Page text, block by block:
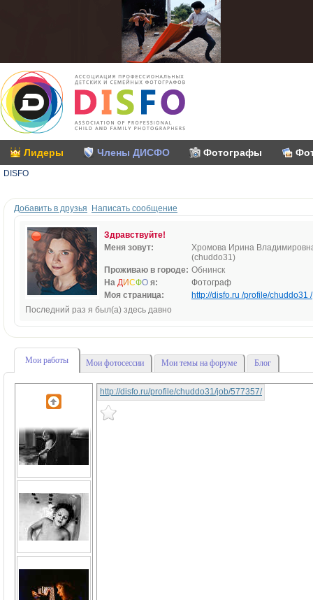
Лидеры Члены ДИСФО Фотографы
DISFO
Добавить в друзья Написать сообщение
Здравствуйте!
Меня зовут:
Хромова Ирина
(chuddo31)
Проживаю в городе: Обнинск
На ДИСФО я:
Фотограф
Моя страница:
http://disfo.ru /profile/chuddo31 /
Последний раз я был(а) здесь давно
Мои работы Мои фотосессии Мои темы на форуме Блог
http://disfo.ru/profile/chuddo31/job/577357/